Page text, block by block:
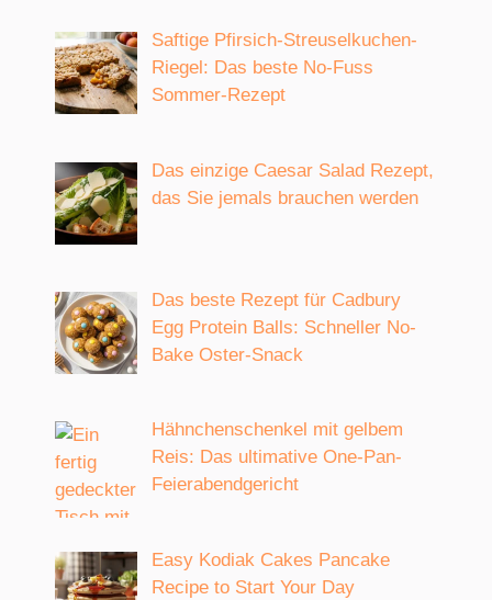
Saftige Pfirsich-Streuselkuchen-
Riegel: Das beste No-Fuss
Sommer-Rezept
Das einzige Caesar Salad Rezept,
das Sie jemals brauchen werden
Das beste Rezept für Cadbury
Egg Protein Balls: Schneller No-
Bake Oster-Snack
Hähnchenschenkel mit gelbem
Reis: Das ultimative One-Pan-
Feierabendgericht
Easy Kodiak Cakes Pancake
Recipe to Start Your Day